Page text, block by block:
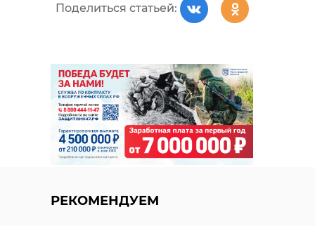
Поделиться статьей:
РЕКОМЕНДУЕМ